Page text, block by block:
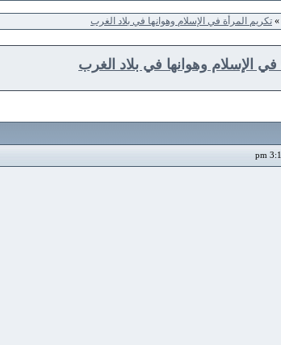
» تكريم المرأة في الإسلام وهوانها في بلاد الغرب
في الإسلام وهوانها في بلاد الغرب